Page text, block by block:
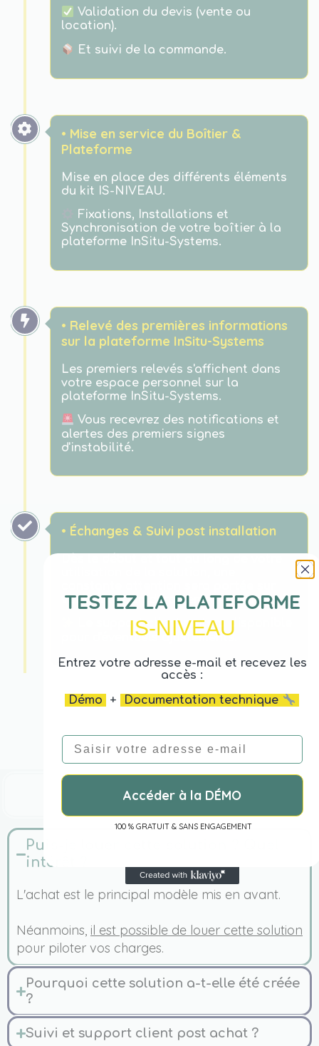
Validation du devis (vente ou
location).
Et suivi de la commande.
• Mise en service du Boîtier &
Plateforme
Mise en place des différents éléments
du kit IS-NIVEAU.
Fixations, Installations et
Synchronisation de votre boîtier à la
plateforme InSitu-Systems.
• Relevé des premières informations
sur la plateforme InSitu-Systems
Les premiers relevés s'affichent dans
votre espace personnel sur la
plateforme InSitu-Systems.
Vous recevrez des notifications et
alertes des premiers signes
d'instabilité.
• Échanges & Suivi post installation
vous et le bon déroulement des relevés.
Le support client restera disponible
pour d'éventuels ajustements.
FAQ
Puis-je louer cette solution ? Quel
intérêt ?
L'achat est le principal modèle mis en avant.
Néanmoins, il est possible de louer cette solution
pour piloter vos charges.
Pourquoi cette solution a-t-elle été créée
?
Suivi et support client post achat ?
TESTEZ LA PLATEFORME
IS-NIVEAU
Entrez votre adresse e-mail et recevez les
accès :
Démo
+ Documentation technique
E-mail
Accéder à la DÉMO
100 % GRATUIT & SANS ENGAGEMENT